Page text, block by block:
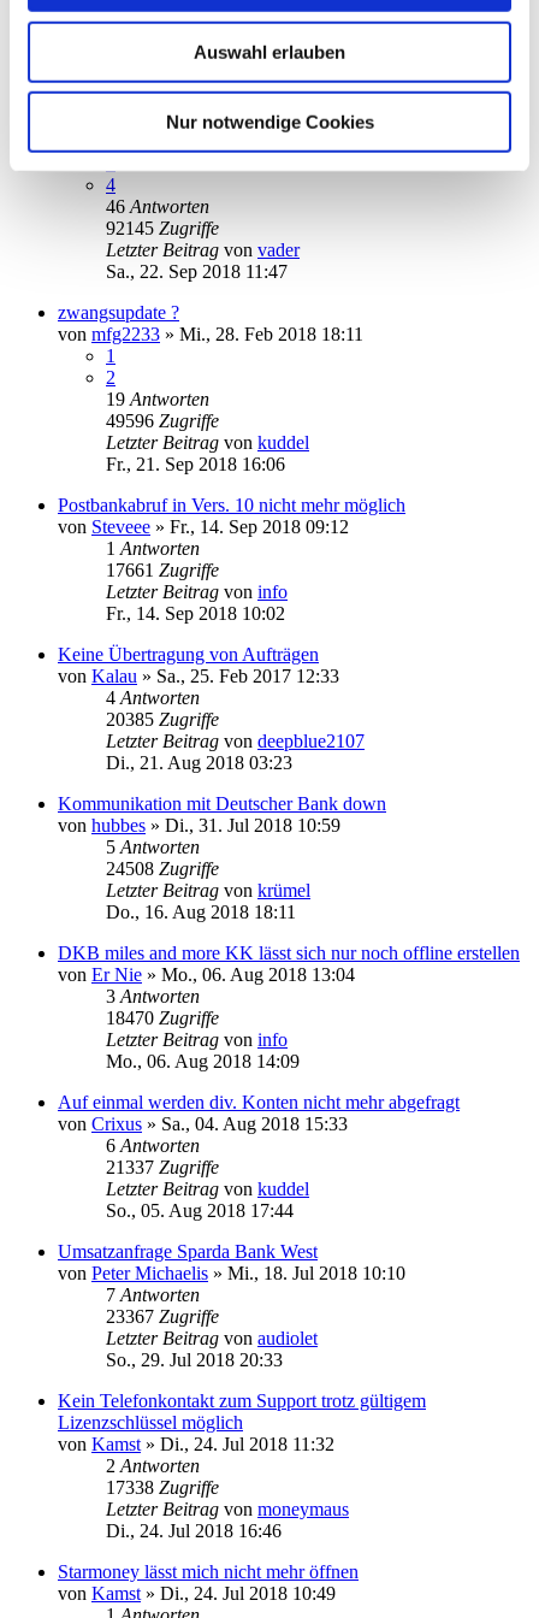
Auswahl erlauben
Nur notwendige Cookies
Letzter Beitragvonaudiolet
Gibt es keine manuellen Updates mehr für SM 10?
vonDiablo»Mo., 02. Apr 2018 16:36
4
46 Antworten
92145 Zugriffe
Letzter Beitrag von vader
Sa., 22. Sep 2018 11:47
zwangsupdate ?
von mfg2233 » Mi., 28. Feb 2018 18:11
1
2
19 Antworten
49596 Zugriffe
Letzter Beitrag von kuddel
Fr., 21. Sep 2018 16:06
Postbankabruf in Vers. 10 nicht mehr möglich
von Steveee » Fr., 14. Sep 2018 09:12
1 Antworten
17661 Zugriffe
Letzter Beitrag von info
Fr., 14. Sep 2018 10:02
Keine Übertragung von Aufträgen
von Kalau » Sa., 25. Feb 2017 12:33
4 Antworten
20385 Zugriffe
Letzter Beitrag von deepblue2107
Di., 21. Aug 2018 03:23
Kommunikation mit Deutscher Bank down
von hubbes » Di., 31. Jul 2018 10:59
5 Antworten
24508 Zugriffe
Letzter Beitrag von krümel
Do., 16. Aug 2018 18:11
DKB miles and more KK lässt sich nur noch offline erstellen
von Er Nie » Mo., 06. Aug 2018 13:04
3 Antworten
18470 Zugriffe
Letzter Beitrag von info
Mo., 06. Aug 2018 14:09
Auf einmal werden div. Konten nicht mehr abgefragt
von Crixus » Sa., 04. Aug 2018 15:33
6 Antworten
21337 Zugriffe
Letzter Beitrag von kuddel
So., 05. Aug 2018 17:44
Umsatzanfrage Sparda Bank West
von Peter Michaelis » Mi., 18. Jul 2018 10:10
7 Antworten
23367 Zugriffe
Letzter Beitrag von audiolet
So., 29. Jul 2018 20:33
Kein Telefonkontakt zum Support trotz gültigem
Lizenzschlüssel möglich
von Kamst » Di., 24. Jul 2018 11:32
2 Antworten
17338 Zugriffe
Letzter Beitrag von moneymaus
Di., 24. Jul 2018 16:46
Starmoney lässt mich nicht mehr öffnen
von Kamst » Di., 24. Jul 2018 10:49